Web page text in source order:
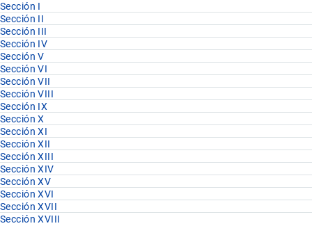
Sección I
Sección II
Sección III
Sección IV
Sección V
Sección VI
Sección VII
Sección VIII
Sección IX
Sección X
Sección XI
Sección XII
Sección XIII
Sección XIV
Sección XV
Sección XVI
Sección XVII
Sección XVIII